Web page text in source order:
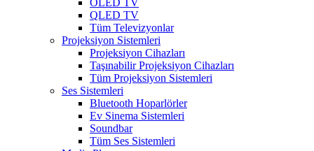
OLED TV
QLED TV
Tüm Televizyonlar
Projeksiyon Sistemleri
Projeksiyon Cihazları
Taşınabilir Projeksiyon Cihazları
Tüm Projeksiyon Sistemleri
Ses Sistemleri
Bluetooth Hoparlörler
Ev Sinema Sistemleri
Soundbar
Tüm Ses Sistemleri